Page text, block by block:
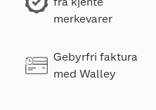
merkevarer
Gebyrfri faktura
med Walley